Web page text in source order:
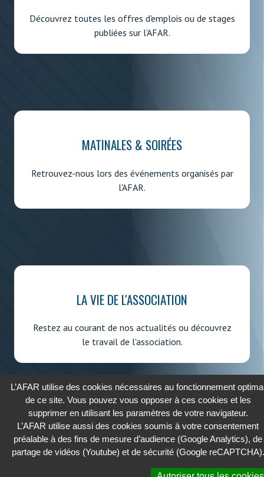
Découvrez toutes les offres d'emplois ou de stages
publiées sur l'AFAR.
MATINALES & SOIRÉES
Retrouvez-nous lors des événements organisés par
l'AFAR.
LA VIE DE L'ASSOCIATION
Restez au courant de nos actualités ou découvrez
le travail de l'association.
2026 - AFAR
ASSOCIATION FRANÇAISE DES AFFAIRES RÉGLEMENTAIRES
L’AFAR utilise des cookies nécessaires au fonctionnement
de ce site. Vous pouvez vous opposer à ces cookies et les
supprimer en utilisant les paramètres de votre navigateur.
L’AFAR utilise aussi des cookies soumis à votre consentement
préalable à des fins de mesure d’audience (Google Analytics), de
partage de vidéos (Youtube) et de sécurité (Google reCAPTCHA).